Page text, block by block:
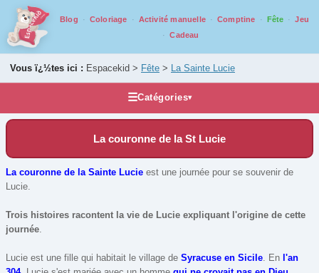
Blog Coloriage Activité manuelle Comptine Fête
Jeu
Cadeau
Vous ï¿½tes ici : Espacekid > Fête > La Sainte Lucie
☰Catégories▾
Fête
Anniversaire
Carnaval
Chandleur
Epiphanie
La couronne de la St Lucie
La couronne de la Sainte Lucie est une journée pour se souvenir de
Lucie.
Trois histoires racontent la vie de Lucie expliquant l'origine de cette
journée.
Lucie est une fille qui habitait le village de Syracuse en Sicile. En l'an